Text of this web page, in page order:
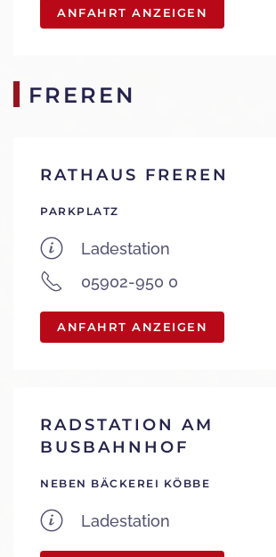
ANFAHRT ANZEIGEN
FREREN
RATHAUS FREREN
PARKPLATZ
Ladestation
05902-950 0
ANFAHRT ANZEIGEN
RADSTATION AM
BUSBAHNHOF
NEBEN BÄCKEREI KÖBBE
Ladestation